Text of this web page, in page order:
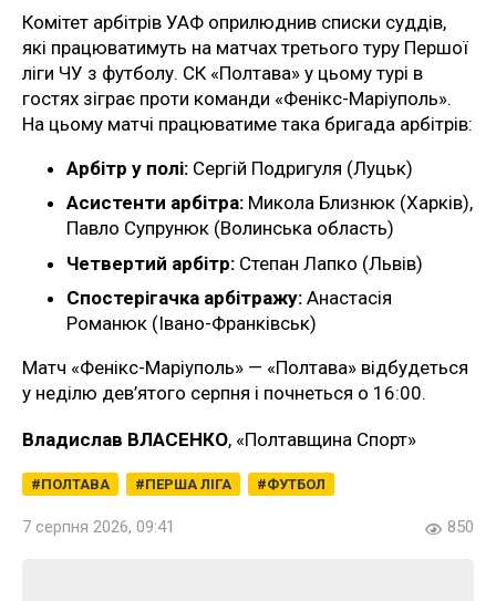
Комітет арбітрів УАФ оприлюднив списки суддів,
які працюватимуть на матчах третього туру Першої
ліги ЧУ з футболу. СК «Полтава» у цьому турі в
гостях зіграє проти команди «Фенікс-Маріуполь».
На цьому матчі працюватиме така бригада арбітрів:
Арбітр у полі: Сергій Подригуля (Луцьк)
Асистенти арбітра: Микола Близнюк (Харків),
Павло Супрунюк (Волинська область)
Четвертий арбітр: Степан Лапко (Львів)
Спостерігачка арбітражу: Анастасія
Романюк (Івано-Франківськ)
Матч «Фенікс-Маріуполь» — «Полтава» відбудеться
у неділю дев’ятого серпня і почнеться о 16:00.
Владислав ВЛАСЕНКО, «Полтавщина Спорт»
ПОЛТАВА ПЕРША ЛІГА ФУТБОЛ
7 серпня 2026, 09:41 850